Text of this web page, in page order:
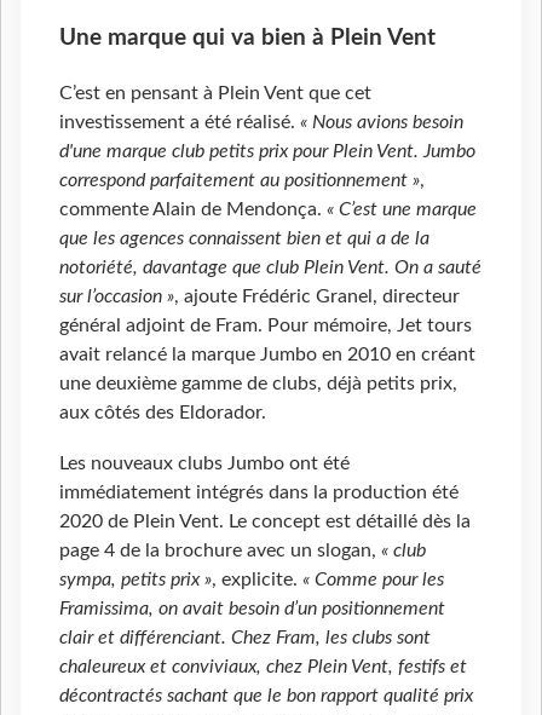
Une marque qui va bien à Plein Vent
C’est en pensant à Plein Vent que cet
investissement a été réalisé. « Nous avions besoin
d'une marque club petits prix pour Plein Vent. Jumbo
correspond parfaitement au positionnement »,
commente Alain de Mendonça. « C’est une marque
que les agences connaissent bien et qui a de la
notoriété, davantage que club Plein Vent. On a sauté
sur l’occasion », ajoute Frédéric Granel, directeur
général adjoint de Fram. Pour mémoire, Jet tours
avait relancé la marque Jumbo en 2010 en créant
une deuxième gamme de clubs, déjà petits prix,
aux côtés des Eldorador.
Les nouveaux clubs Jumbo ont été
immédiatement intégrés dans la production été
2020 de Plein Vent. Le concept est détaillé dès la
page 4 de la brochure avec un slogan, « club
sympa, petits prix », explicite. « Comme pour les
Framissima, on avait besoin d’un positionnement
clair et différenciant. Chez Fram, les clubs sont
chaleureux et conviviaux, chez Plein Vent, festifs et
décontractés sachant que le bon rapport qualité prix